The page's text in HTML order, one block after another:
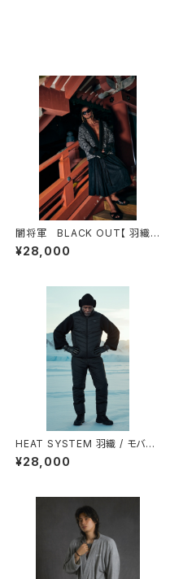
闇将軍 BLACK OUT【 羽織 】
/ キルト / ボア / ブラック / コッ
トン / ポリエステル
¥28,000
HEAT SYSTEM 羽織 / モバイ
ルバッテリー付属 / ダウン / マ
イクロフリース
¥28,000